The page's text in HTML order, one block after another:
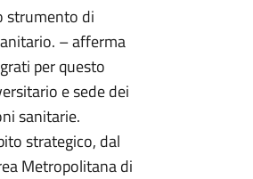
strumento di
– afferma
per questo
e sede dei
sanitarie.
strategico, dal
Metropolitana di